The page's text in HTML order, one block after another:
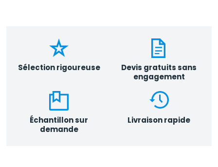
Sélection rigoureuse
Devis gratuits sans
engagement
Échantillon sur
demande
Livraison rapide